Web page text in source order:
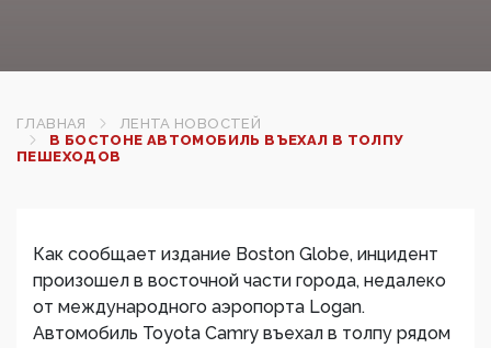
ГЛАВНАЯ
ЛЕНТА НОВОСТЕЙ
В БОСТОНЕ АВТОМОБИЛЬ ВЪЕХАЛ В ТОЛПУ
ПЕШЕХОДОВ‍
Как сообщает издание Boston Globe, инцидент
произошел в восточной части города, недалеко
от международного аэропорта Logan.
Автомобиль Toyota Camry въехал в толпу рядом